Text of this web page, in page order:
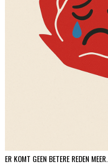
ER KOMT GEEN BETERE REDEN MEER.